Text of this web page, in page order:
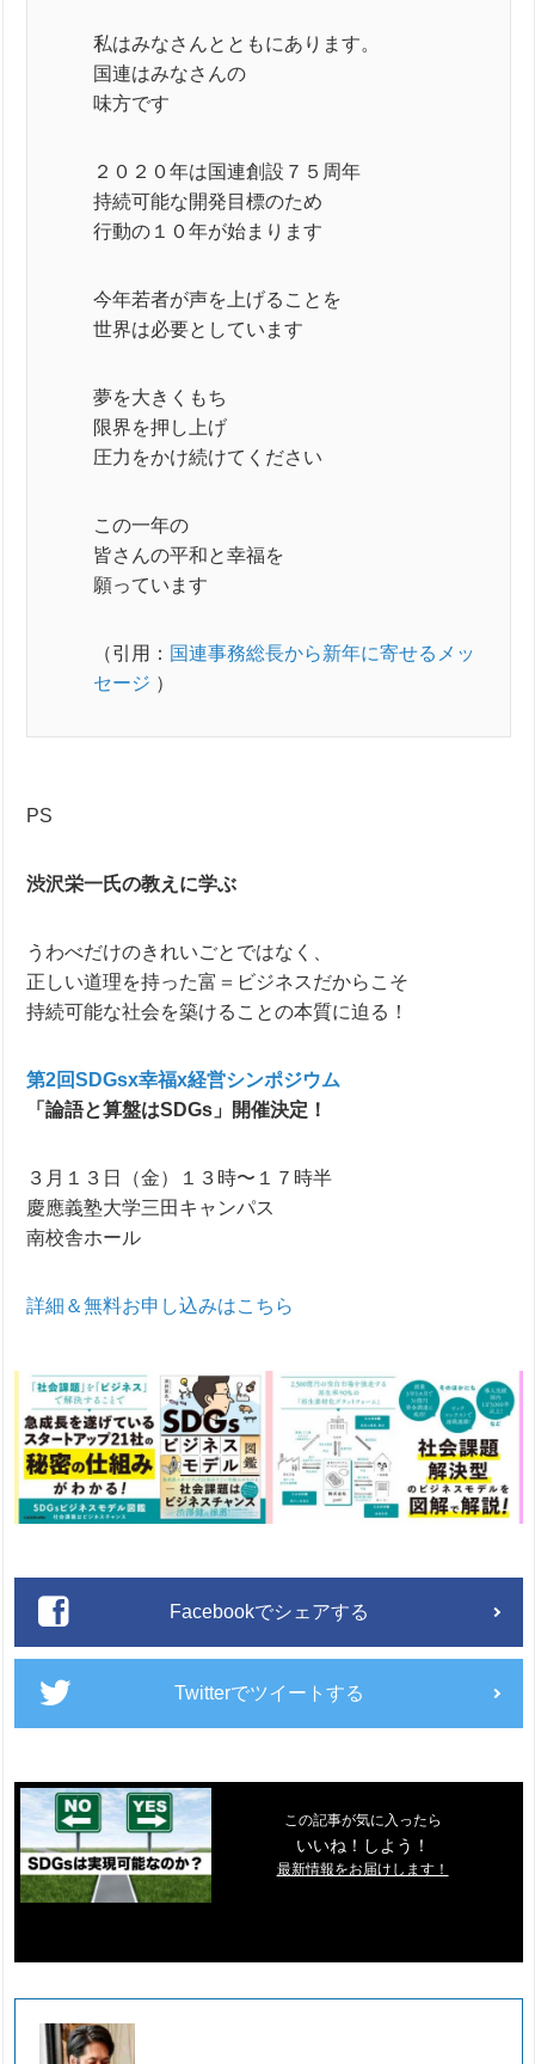
私はみなさんとともにあります。
国連はみなさんの
味方です
２０２０年は国連創設７５周年
持続可能な開発目標のため
行動の１０年が始まります
今年若者が声を上げることを
世界は必要としています
夢を大きくもち
限界を押し上げ
圧力をかけ続けてください
この一年の
皆さんの平和と幸福を
願っています
（引用： 国連事務総長から新年に寄せるメッ
セージ ）
PS
渋沢栄一氏の教えに学ぶ
うわべだけのきれいごとではなく、
正しい道理を持った富＝ビジネスだからこそ
持続可能な社会を築けることの本質に迫る！
第2回SDGsx幸福x経営シンポジウム
「論語と算盤はSDGs」開催決定！
３月１３日（金）１３時〜１７時半
慶應義塾大学三田キャンパス
南校舎ホール
詳細＆無料お申し込みはこちら
Facebookでシェアする
Twitterでツイートする
この記事が気に入ったら
いいね！しよう！
最新情報をお届けします！